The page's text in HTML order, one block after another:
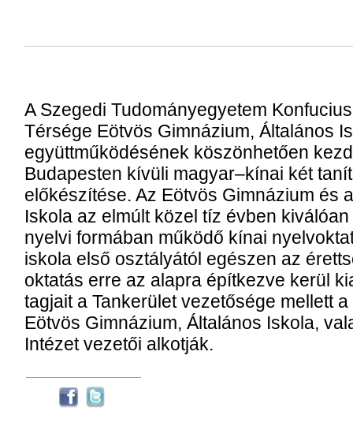
A Szegedi Tudományegyetem
Térsége Eötvös Gimnázium, Általános
együttműködésének köszönhetően
Budapesten kívüli magyar–kínai két
előkészítése. Az Eötvös Gimnázium és
Iskola az elmúlt közel tíz évben
nyelvi formában működő kínai
iskola első osztályától egészen az
oktatás erre az alapra építkezve kerül
tagjait a Tankerület vezetősége mellett
Eötvös Gimnázium, Általános Iskola,
Intézet vezetői alkotják.